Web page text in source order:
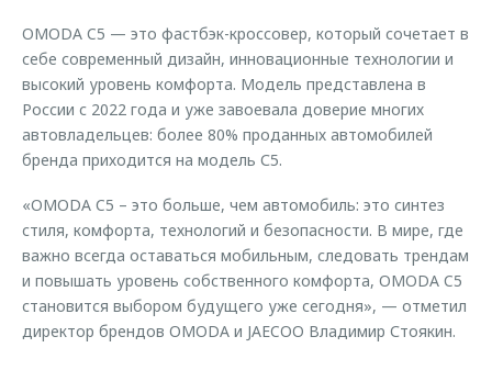
OMODA C5 — это фастбэк-кроссовер, который сочетает в
себе современный дизайн, инновационные технологии и
высокий уровень комфорта. Модель представлена в
России с 2022 года и уже завоевала доверие многих
автовладельцев: более 80% проданных автомобилей
бренда приходится на модель С5.
«OMODA C5 – это больше, чем автомобиль: это синтез
стиля, комфорта, технологий и безопасности. В мире, где
важно всегда оставаться мобильным, следовать трендам
и повышать уровень собственного комфорта, OMODA C5
становится выбором будущего уже сегодня», — отметил
директор брендов OMODA и JAECOO Владимир Стоякин.